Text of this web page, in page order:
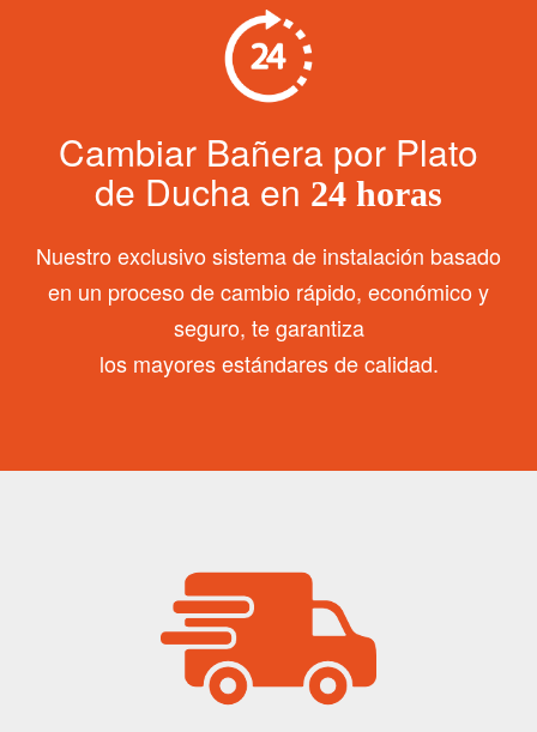
Cambiar Bañera por Plato
de Ducha en 24 horas
Nuestro exclusivo sistema de instalación basado
en un proceso de cambio rápido, económico y
seguro, te garantiza
los mayores estándares de calidad.